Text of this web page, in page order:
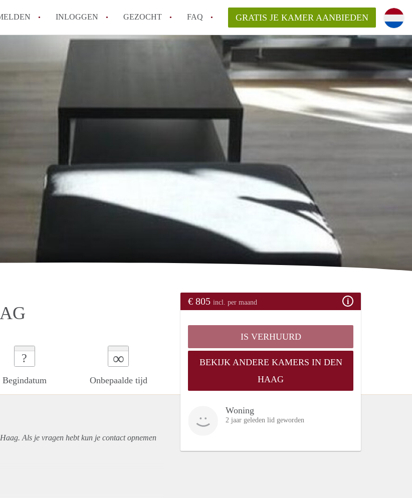
INLOGGEN GEZOCHT FAQ
Hoeveel kost het om te reageren op een Kamer in Den Haag?
Wat is de privacyverklaring van KamerDenHaag?
Berekent KamerDenHaag makelaarsvergoeding/bemiddelingsvergoeding?
GRATIS JE KAMER AANBIEDEN
?
Begindatum
∞
Onbepaalde tijd
€ 805 incl. per maand
IS VERHUURD
BEKIJK ANDERE KAMERS IN DEN
HAAG
Woning
2 jaar geleden lid geworden
Als je vragen hebt kun je contact opnemen